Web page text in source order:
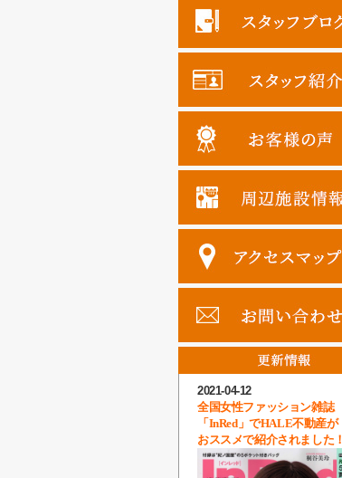
2021-04-12
全国女性ファッション雑誌
「InRed」でHALE不動産が
おススメで紹介されました！